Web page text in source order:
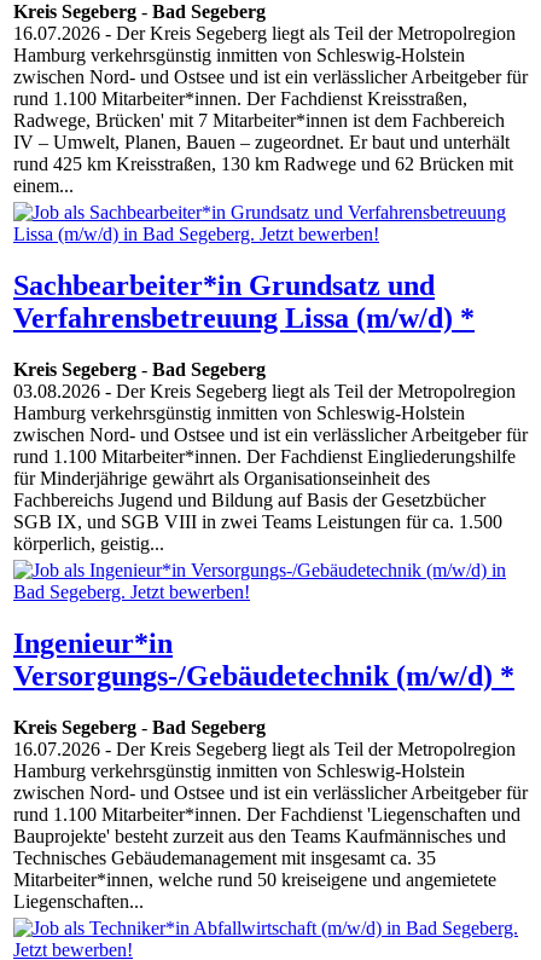
Kreis Segeberg - Bad Segeberg
16.07.2026 - Der Kreis Segeberg liegt als Teil der Metropolregion
Hamburg verkehrsgünstig inmitten von Schleswig-Holstein
zwischen Nord- und Ostsee und ist ein verlässlicher Arbeitgeber für
rund 1.100 Mitarbeiter*innen. Der Fachdienst Kreisstraßen,
Radwege, Brücken' mit 7 Mitarbeiter*innen ist dem Fachbereich
IV – Umwelt, Planen, Bauen – zugeordnet. Er baut und unterhält
rund 425 km Kreisstraßen, 130 km Radwege und 62 Brücken mit
einem...
Sachbearbeiter*in Grundsatz und
Verfahrensbetreuung Lissa (m/w/d) *
Kreis Segeberg - Bad Segeberg
03.08.2026 - Der Kreis Segeberg liegt als Teil der Metropolregion
Hamburg verkehrsgünstig inmitten von Schleswig-Holstein
zwischen Nord- und Ostsee und ist ein verlässlicher Arbeitgeber für
rund 1.100 Mitarbeiter*innen. Der Fachdienst Eingliederungshilfe
für Minderjährige gewährt als Organisationseinheit des
Fachbereichs Jugend und Bildung auf Basis der Gesetzbücher
SGB IX, und SGB VIII in zwei Teams Leistungen für ca. 1.500
körperlich, geistig...
Ingenieur*in
Versorgungs-/Gebäudetechnik (m/w/d) *
Kreis Segeberg - Bad Segeberg
16.07.2026 - Der Kreis Segeberg liegt als Teil der Metropolregion
Hamburg verkehrsgünstig inmitten von Schleswig-Holstein
zwischen Nord- und Ostsee und ist ein verlässlicher Arbeitgeber für
rund 1.100 Mitarbeiter*innen. Der Fachdienst 'Liegenschaften und
Bauprojekte' besteht zurzeit aus den Teams Kaufmännisches und
Technisches Gebäudemanagement mit insgesamt ca. 35
Mitarbeiter*innen, welche rund 50 kreiseigene und angemietete
Liegenschaften...